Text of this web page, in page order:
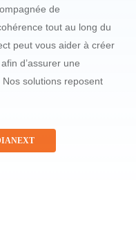
de
tout au long du
peut vous aider à créer
d’assurer une
solutions reposent